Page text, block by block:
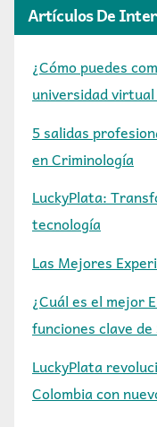
Artículos De
¿Cómo puedes
universidad virtual
5 salidas
en Criminología
LuckyPlata:
tecnología
Las Mejores
¿Cuál es el mejor
funciones clave de
LuckyPlata
Colombia con